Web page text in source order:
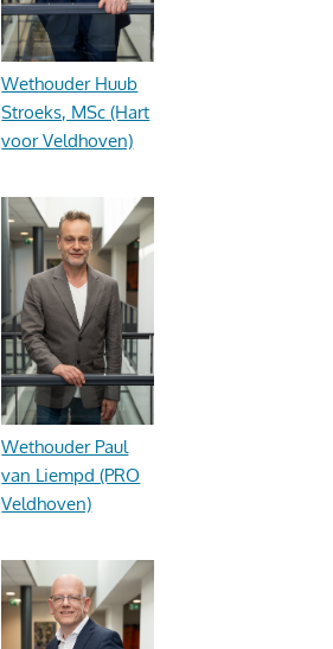
Wethouder Huub
Stroeks, MSc (Hart
voor Veldhoven)
Wethouder Paul
van Liempd (PRO
Veldhoven)